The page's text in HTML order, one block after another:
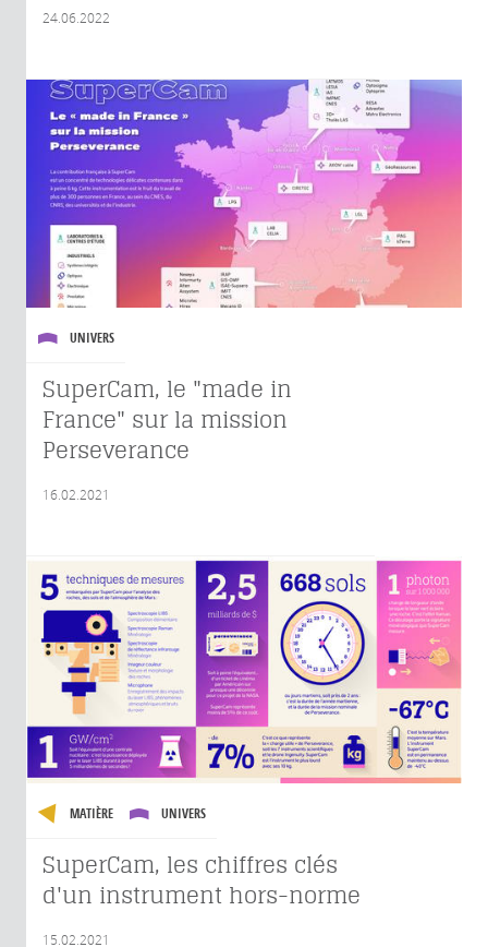
24.06.2022
UNIVERS
SuperCam, le "made in
France" sur la mission
Perseverance
16.02.2021
MATIÈRE UNIVERS
SuperCam, les chiffres clés
d'un instrument hors-norme
15.02.2021